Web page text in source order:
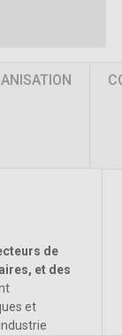
de
et des
et